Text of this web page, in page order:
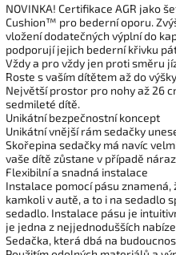
NOVINKA! Certifikace AGR jako
Cushion™ pro bederní oporu.
vložení dodatečných výplní do
podporují jejich bederní křivku
Vždy a pro vždy jen proti směru
Roste s vaším dítětem až do
Největší prostor pro nohy až 26
sedmileté dítě.
Unikátní bezpečnostní koncept
Unikátní vnější rám sedačky
Skořepina sedačky má navíc
vaše dítě zůstane v případě
Flexibilní a snadná instalace
Instalace pomocí pásu
kamkoli v autě, a to i na sedadlo
sedadlo. Instalace pásu je
je jedna z nejjednodušších
Sedačka, která dbá na